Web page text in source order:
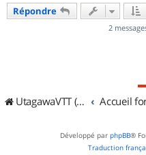
Répondre
2
UtagawaVTT (Randos VTT et VTTAE avec traces GPS) Accueil
Développé par phpBB®
Traduction